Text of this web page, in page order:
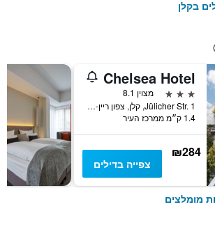
בקלן
Chelsea Hotel
3 כוכבים
מצוין 8.1
Jülicher Str. 1, קלן, צפון ריין-וסטפאליה, גרמניה
1.4 ק״מ ממרכז העיר
₪284
צפייה בדילים
מומלצים